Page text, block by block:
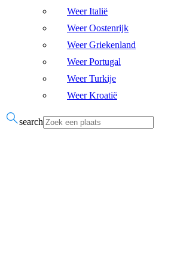
Weer Italië
Weer Oostenrijk
Weer Griekenland
Weer Portugal
Weer Turkije
Weer Kroatië
search